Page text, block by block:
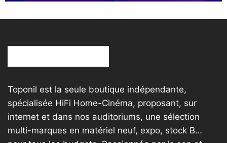
Toponil est la seule boutique indépendante,
spécialisée HiFi Home-Cinéma, proposant, sur
internet et dans nos auditoriums, une sélection
multi-marques en matériel neuf, expo, stock B…